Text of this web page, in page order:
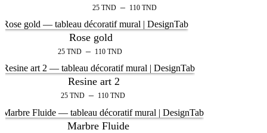
25 TND – 110 TND
Rose gold
25 TND – 110 TND
Resine art 2
25 TND – 110 TND
Marbre Fluide